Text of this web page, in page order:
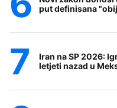
put definisana
Iran na SP 2026:
letjeti nazad u